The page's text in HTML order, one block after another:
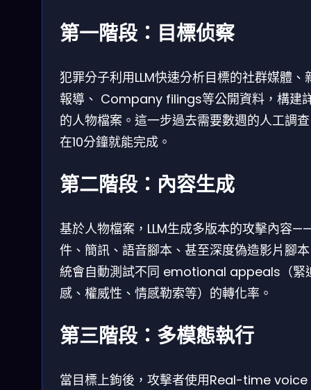
第一階段：目標侦察
犯罪分子利用LLM快速分析目標的社群媒體、
報導、 Company filings等公開資料，構建
的人物檔案。這一步過去需要數週的人工調
在10分鐘就能完成。
第二階段：內容生成
基於人物檔案，LLM生成多版本的攻擊內容
件、簡訊、語音腳本、甚至深度偽造影片腳
統會自動測試不同 emotional appeals（緊
感、權威性、情感勒索等）的轉化率。
第三階段：多模態執行
當目標上鉤後，攻擊者使用Real-time voice